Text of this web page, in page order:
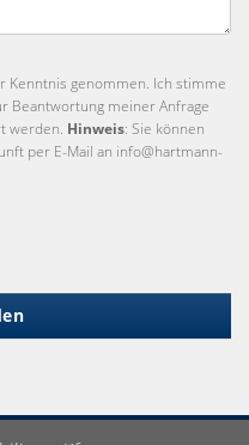
Kenntnis genommen. Ich stimme
Beantwortung meiner Anfrage
werden. Hinweis: Sie können
per E-Mail an info@hartmann-